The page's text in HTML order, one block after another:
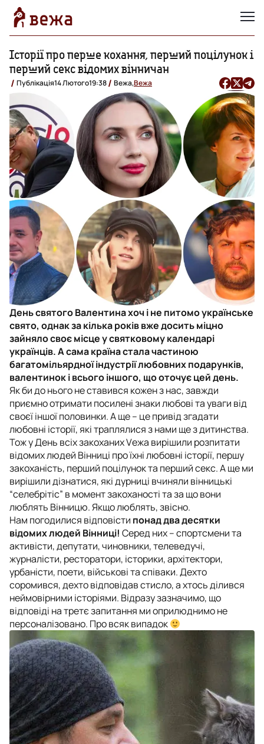
Історії про перше кохання, перший поцілунок і
перший секс відомих вінничан
Публікація14 Лютого19:38 Вежа,Вежа
День святого Валентина хоч і не питомо українське
свято, однак за кілька років вже досить міцно
зайняло своє місце у святковому календарі
українців. А сама країна стала частиною
багатомільярдної індустрії любовних подарунків,
валентинок і всього іншого, що оточує цей день.
Як би до нього не ставився кожен з нас, завжди
приємно отримати посилені знаки любові та уваги від
своєї іншої половинки. А ще – це привід згадати
любовні історії, які траплялися з нами ще з дитинства.
Тож у День всіх закоханих Vежа вирішили розпитати
відомих людей Вінниці про їхні любовні історії, першу
закоханість, перший поцілунок та перший секс. А ще ми
вирішили дізнатися, які дурниці вчиняли вінницькі
“селебрітіс” в момент закоханості та за що вони
люблять Вінницю. Якщо люблять, звісно.
Нам погодилися відповісти понад два десятки
відомих людей Вінниці! Серед них – спортсмени та
активісти, депутати, чиновники, телеведучі,
журналісти, ресторатори, історики, архітектори,
урбаністи, поети, військові та співаки. Дехто
соромився, дехто відповідав стисло, а хтось ділився
неймовірними історіями. Відразу зазначимо, що
відповіді на третє запитання ми оприлюднимо не
персоналізовано. Про всяк випадок